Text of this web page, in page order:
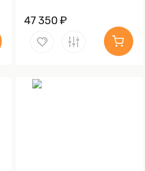
коричневая, Медь)
47 350 ₽